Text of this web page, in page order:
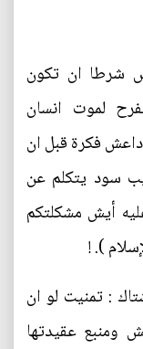
شرطا ان تكون
لموت انسان
فكرة قبل ان
سود يتكلم عن
أيش مشكلتكم
). !
: تمنيت لو ان
ومنبع عقيدتها